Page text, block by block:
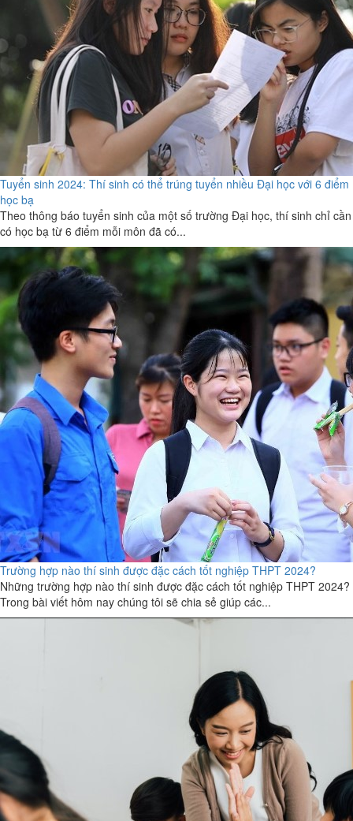
Tuyển sinh 2024: Thí sinh có thể trúng tuyển nhiều Đại học với 6 điểm
học bạ
Theo thông báo tuyển sinh của một số trường Đại học, thí sinh chỉ cần
có học bạ từ 6 điểm mỗi môn đã có...
Trường hợp nào thí sinh được đặc cách tốt nghiệp THPT 2024?
Những trường hợp nào thí sinh được đặc cách tốt nghiệp THPT 2024?
Trong bài viết hôm nay chúng tôi sẽ chia sẻ giúp các...